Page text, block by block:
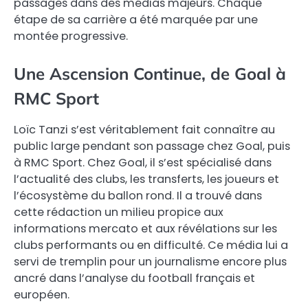
étape de sa carrière a été marquée par une
montée progressive.
Une Ascension Continue, de Goal à
RMC Sport
Loïc Tanzi s’est véritablement fait connaître au
public large pendant son passage chez Goal, puis
à RMC Sport. Chez Goal, il s’est spécialisé dans
l’actualité des clubs, les transferts, les joueurs et
l’écosystème du ballon rond. Il a trouvé dans
cette rédaction un milieu propice aux
informations mercato et aux révélations sur les
clubs performants ou en difficulté. Ce média lui a
servi de tremplin pour un journalisme encore plus
ancré dans l’analyse du football français et
européen.